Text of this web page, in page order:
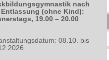
nach
Entlassung (ohne Kind):
19.00 – 20.00
08.10. bis